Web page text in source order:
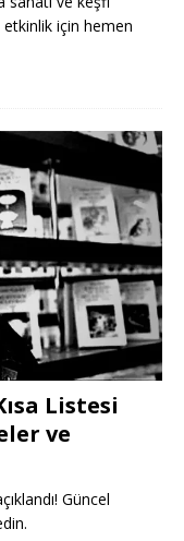
etkinlik için hemen
Listesi
ve
Güncel